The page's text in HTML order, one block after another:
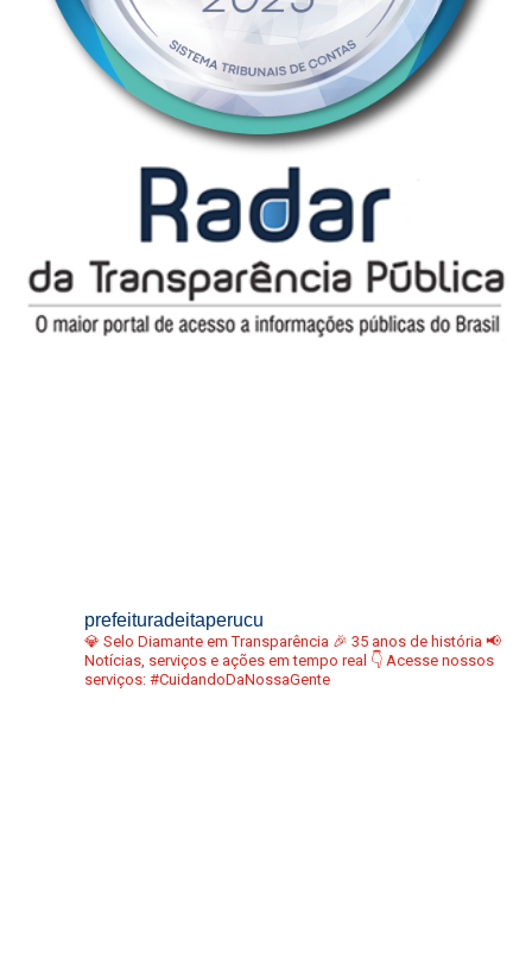
prefeituradeitaperucu
💎 Selo Diamante em Transparência 🎉 35 anos de história 📢
Notícias, serviços e ações em tempo real 👇 Acesse nossos
serviços: #CuidandoDaNossaGente